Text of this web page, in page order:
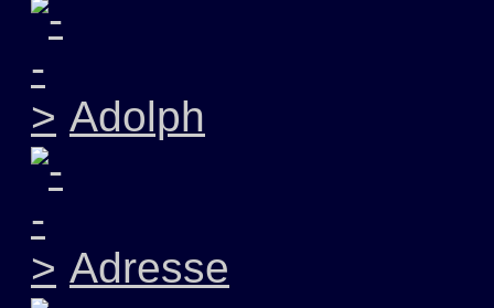
Adolph
Adresse